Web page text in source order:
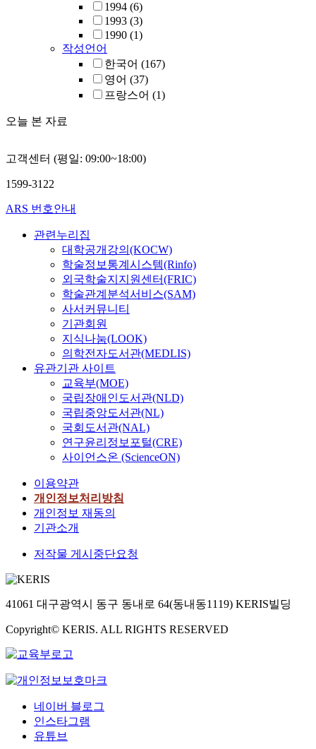
1994 (6)
1993 (3)
1990 (1)
작성언어
한국어 (167)
영어 (37)
프랑스어 (1)
오늘 본 자료
고객센터 (평일: 09:00~18:00)
1599-3122
ARS 번호안내
관련누리집
대학공개강의(KOCW)
학술정보통계시스템(Rinfo)
외국학술지지원센터(FRIC)
학술관계분석서비스(SAM)
사서커뮤니티
기관회원
지식나눔(LOOK)
의학전자도서관(MEDLIS)
유관기관 사이트
교육부(MOE)
국립장애인도서관(NLD)
국립중앙도서관(NL)
국회도서관(NAL)
연구윤리정보포털(CRE)
사이언스온 (ScienceON)
이용약관
개인정보처리방침
개인정보 재동의
기관소개
저작물 게시중단요청
41061 대구광역시 동구 동내로 64(동내동1119) KERIS빌딩
Copyright© KERIS. ALL RIGHTS RESERVED
네이버 블로그
인스타그램
유튜브